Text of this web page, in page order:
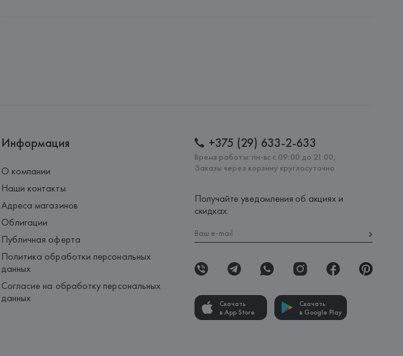
Информация
О компании
Наши контакты
Адреса магазинов
Облигации
Публичная оферта
Политика обработки персональных
данных
Согласие на обработку персональных
данных
+375 (29) 633-2-633
Время работы: пн-вс с 09:00 до 21:00,
Заказы через корзину круглосуточно
Получайте уведомления об акциях и
скидках:
Скачать
в App Store
Скачать
в Google Play